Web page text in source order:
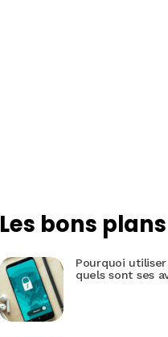
Les bons plans
Pourquoi
quels sont ses